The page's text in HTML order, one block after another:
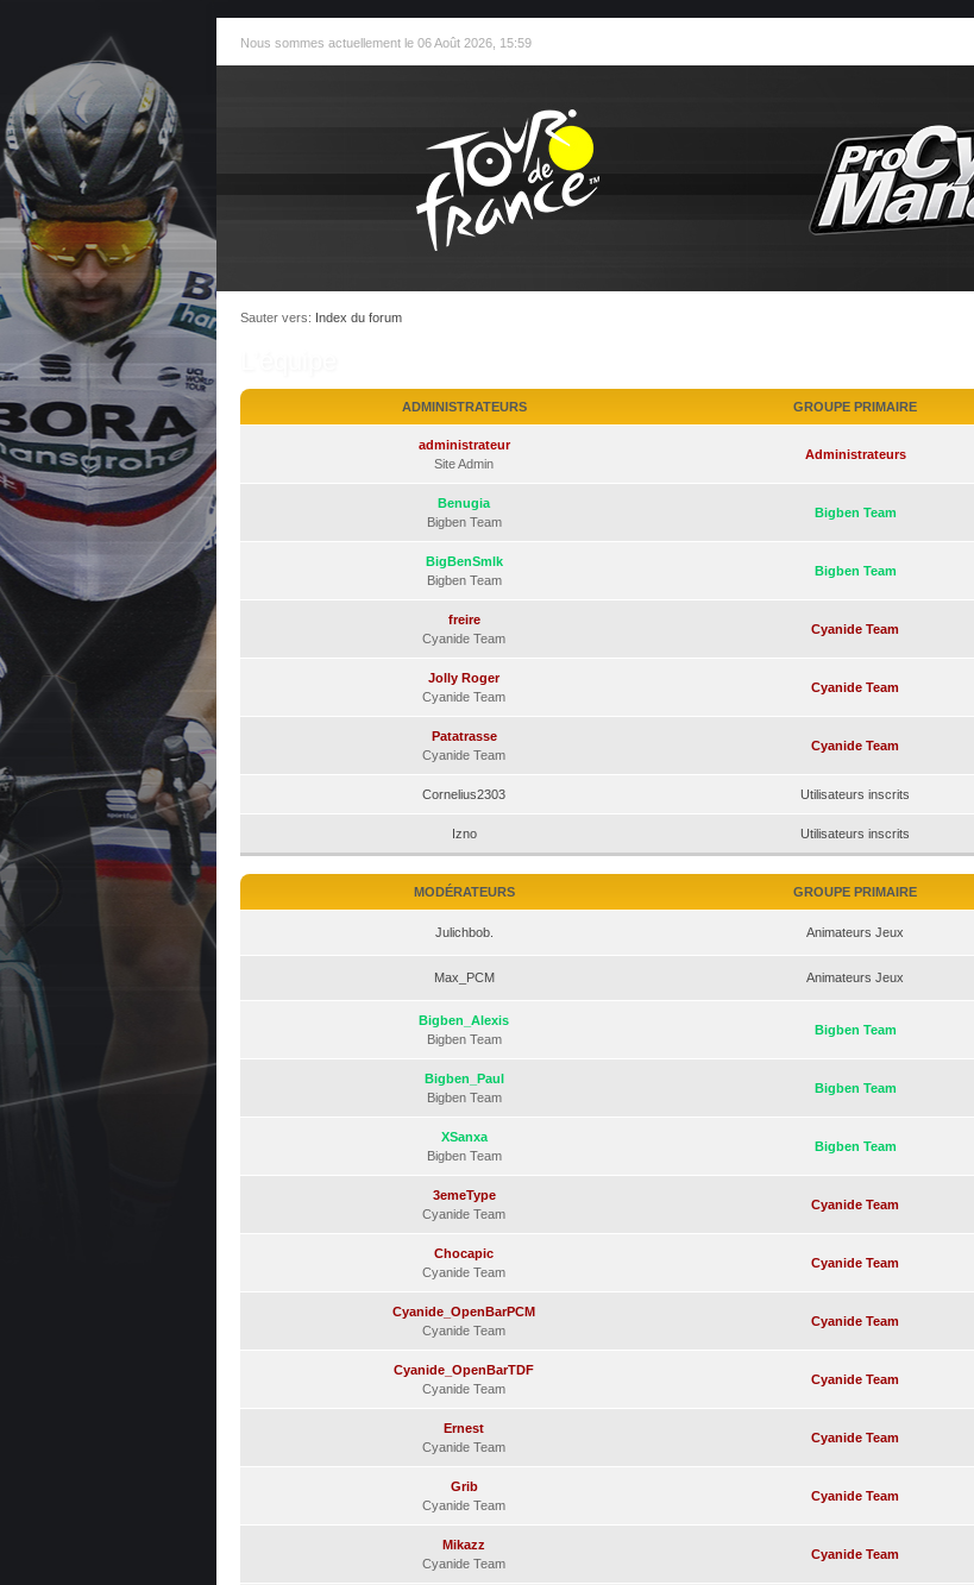
Nous sommes actuellement le 06 Août 2026, 15:59
Sauter vers: Index du forum
ADMINISTRATEURS GROUPE PRIMAIRE
administrateur
Site Admin
Administrateurs
Benugia
Bigben Team
Bigben Team
BigBenSmlk
Bigben Team
Bigben Team
freire
Cyanide Team
Cyanide Team
Jolly Roger
Cyanide Team
Cyanide Team
Patatrasse
Cyanide Team
Cyanide Team
Cornelius2303 Utilisateurs inscrits
Izno Utilisateurs inscrits
MODÉRATEURS GROUPE PRIMAIRE
Julichbob. Animateurs Jeux
Max_PCM Animateurs Jeux
Bigben_Alexis
Bigben Team
Bigben Team
Bigben_Paul
Bigben Team
Bigben Team
XSanxa
Bigben Team
Bigben Team
3emeType
Cyanide Team
Cyanide Team
Chocapic
Cyanide Team
Cyanide Team
Cyanide_OpenBarPCM
Cyanide Team
Cyanide Team
Cyanide_OpenBarTDF
Cyanide Team
Cyanide Team
Ernest
Cyanide Team
Cyanide Team
Grib
Cyanide Team
Cyanide Team
Mikazz
Cyanide Team
Cyanide Team